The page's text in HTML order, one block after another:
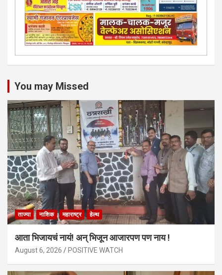
You may Missed
ताज्या नाशिक महाराष्ट्र हेल्थ
आता भिजायचं नायं! अन् भिजून आजारपण पण नाय !
August 6, 2026 POSITIVE WATCH